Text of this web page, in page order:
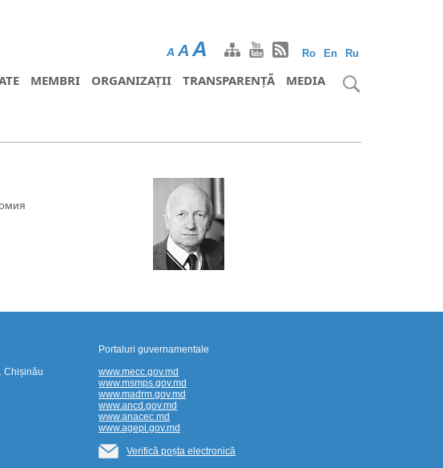
Ro En Ru
A A A
MEMBRI ORGANIZAȚII TRANSPARENȚĂ MEDIA
Chișinău
Portaluri guvernamentale
www.mecc.gov.md
www.msmps.gov.md
www.madrm.gov.md
www.ancd.gov.md
www.anacec.md
www.agepi.gov.md
Verifică poșta electronică